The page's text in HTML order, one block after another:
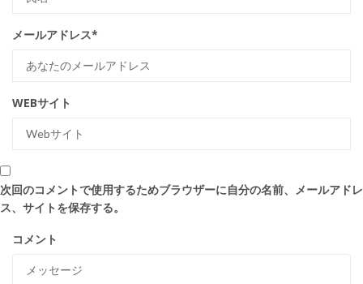
メールアドレス*
WEBサイト
次回のコメントで使用するためブラウザーに自分の名前、メールアドレ
ス、サイトを保存する。
コメント